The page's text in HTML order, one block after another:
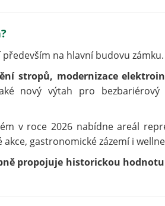
na hlavní budovu zámku.
stropů, modernizace
nový výtah pro
v roce 2026 nabídne areál
akce, gastronomické zázemí i
propojuje historickou